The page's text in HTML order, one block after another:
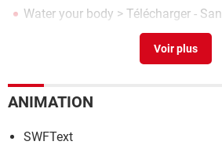
Water your body > Télécharger -
> Télécharger - Santé
ANIMATION
SWFText